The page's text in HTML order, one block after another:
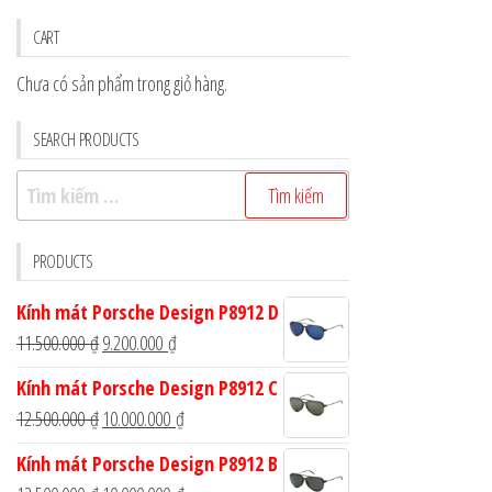
CART
Chưa có sản phẩm trong giỏ hàng.
SEARCH PRODUCTS
Tìm
kiếm
cho:
PRODUCTS
Kính mát Porsche Design P8912 D
11.500.000₫Giá
là:
11.500.000 ₫.
9.200.000 ₫Giá
tại
là:
9.200.000 ₫.
Kính mát Porsche Design P8912 C
12.500.000₫ Giá
là:
10.000.000 ₫Giá
tại
Kính mát Porsche Design P8912 B